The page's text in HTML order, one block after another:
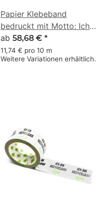
Papier Klebeband
bedruckt mit Motto: Ich
bin ein recycelter Karton
- 50 m weiss
ab 58,68 € *
11,74 € pro 10 m
Weitere Variationen erhältlich.